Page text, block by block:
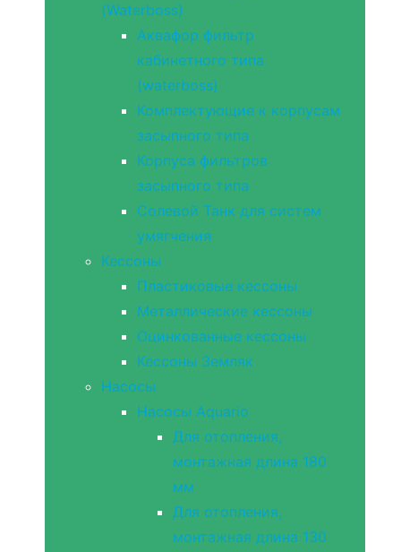
(Waterboss)
Аквафор фильтр
кабинетного типа
(waterboss)
Комплектующие к корпусам
засыпного типа
Корпуса фильтров
засыпного типа
Солевой Танк для систем
умягчения
Кессоны
Пластиковые кессоны
Металлические кессоны
Оцинкованные кессоны
Кессоны Земляк
Насосы
Насосы Aquario
Для отопления,
монтажная длина 180
мм
Для отопления,
монтажная длина 130